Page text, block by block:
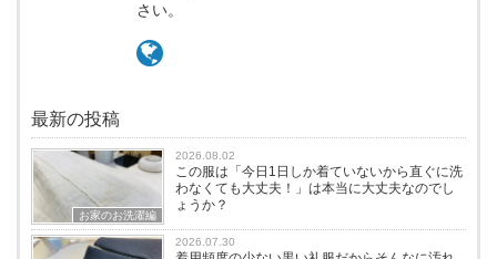
さい。
最新の投稿
お家のお洗濯編
2026.08.02
この服は「今日1日しか着ていないから直ぐに洗
わなくても大丈夫！」は本当に大丈夫なのでし
ょうか？
2026.07.30